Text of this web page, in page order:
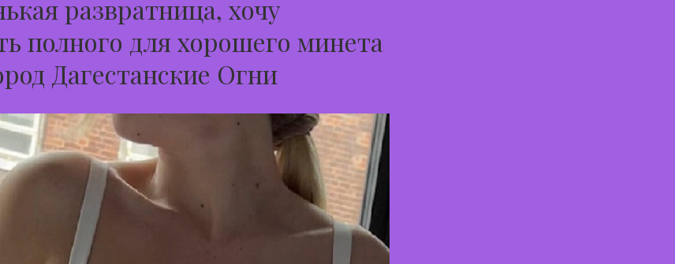
развратница, хочу
полного для хорошего минета
Дагестанские Огни